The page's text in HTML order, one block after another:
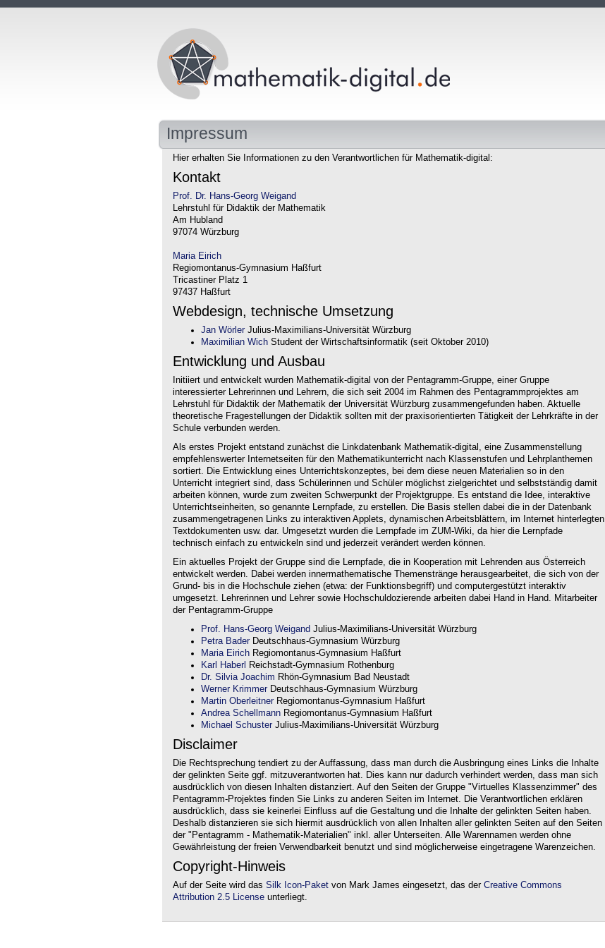
Impressum
Hier erhalten Sie Informationen zu den Verantwortlichen für Mathematik-digital:
Kontakt
Prof. Dr. Hans-Georg Weigand
Lehrstuhl für Didaktik der Mathematik
Am Hubland
97074 Würzburg
Maria Eirich
Regiomontanus-Gymnasium Haßfurt
Tricastiner Platz 1
97437 Haßfurt
Webdesign, technische Umsetzung
Jan Wörler Julius-Maximilians-Universität Würzburg
Maximilian Wich Student der Wirtschaftsinformatik (seit Oktober 2010)
Entwicklung und Ausbau
Initiiert und entwickelt wurden Mathematik-digital von der Pentagramm-Gruppe, einer Gruppe
interessierter Lehrerinnen und Lehrern, die sich seit 2004 im Rahmen des Pentagrammprojektes am
Lehrstuhl für Didaktik der Mathematik der Universität Würzburg zusammengefunden haben. Aktuelle
theoretische Fragestellungen der Didaktik sollten mit der praxisorientierten Tätigkeit der Lehrkräfte in der
Schule verbunden werden.
Als erstes Projekt entstand zunächst die Linkdatenbank Mathematik-digital, eine Zusammenstellung
empfehlenswerter Internetseiten für den Mathematikunterricht nach Klassenstufen und Lehrplanthemen
sortiert. Die Entwicklung eines Unterrichtskonzeptes, bei dem diese neuen Materialien so in den
Unterricht integriert sind, dass Schülerinnen und Schüler möglichst zielgerichtet und selbstständig damit
arbeiten können, wurde zum zweiten Schwerpunkt der Projektgruppe. Es entstand die Idee, interaktive
Unterrichtseinheiten, so genannte Lernpfade, zu erstellen. Die Basis stellen dabei die in der Datenbank
zusammengetragenen Links zu interaktiven Applets, dynamischen Arbeitsblättern, im Internet hinterlegten
Textdokumenten usw. dar. Umgesetzt wurden die Lernpfade im ZUM-Wiki, da hier die Lernpfade
technisch einfach zu entwickeln sind und jederzeit verändert werden können.
Ein aktuelles Projekt der Gruppe sind die Lernpfade, die in Kooperation mit Lehrenden aus Österreich
entwickelt werden. Dabei werden innermathematische Themenstränge herausgearbeitet, die sich von der
Grund- bis in die Hochschule ziehen (etwa: der Funktionsbegriff) und computergestützt interaktiv
umgesetzt. Lehrerinnen und Lehrer sowie Hochschuldozierende arbeiten dabei Hand in Hand. Mitarbeiter
der Pentagramm-Gruppe
Prof. Hans-Georg Weigand Julius-Maximilians-Universität Würzburg
Petra Bader Deutschhaus-Gymnasium Würzburg
Maria Eirich Regiomontanus-Gymnasium Haßfurt
Karl Haberl
Reichstadt-Gymnasium Rothenburg
Dr. Silvia Joachim Rhön-Gymnasium Bad Neustadt
Werner Krimmer Deutschhaus-Gymnasium Würzburg
Martin Oberleitner Regiomontanus-Gymnasium Haßfurt
Andrea Schellmann Regiomontanus-Gymnasium Haßfurt
Michael Schuster Julius-Maximilians-Universität Würzburg
Disclaimer
Die Rechtsprechung tendiert zu der Auffassung, dass man durch die Ausbringung eines Links die Inhalte
der gelinkten Seite ggf. mitzuverantworten hat. Dies kann nur dadurch verhindert werden, dass man sich
ausdrücklich von diesen Inhalten distanziert. Auf den Seiten der Gruppe "Virtuelles Klassenzimmer" des
Pentagramm-Projektes finden Sie Links zu anderen Seiten im Internet. Die Verantwortlichen erklären
ausdrücklich, dass sie keinerlei Einfluss auf die Gestaltung und die Inhalte der gelinkten Seiten haben.
Deshalb distanzieren sie sich hiermit ausdrücklich von allen Inhalten aller gelinkten Seiten auf den Seiten
der "Pentagramm - Mathematik-Materialien" inkl. aller Unterseiten. Alle Warennamen werden ohne
Gewährleistung der freien Verwendbarkeit benutzt und sind möglicherweise eingetragene Warenzeichen.
Copyright-Hinweis
Auf der Seite wird das Silk Icon-Paket von Mark James eingesetzt, das der Creative Commons
Attribution 2.5 License unterliegt.